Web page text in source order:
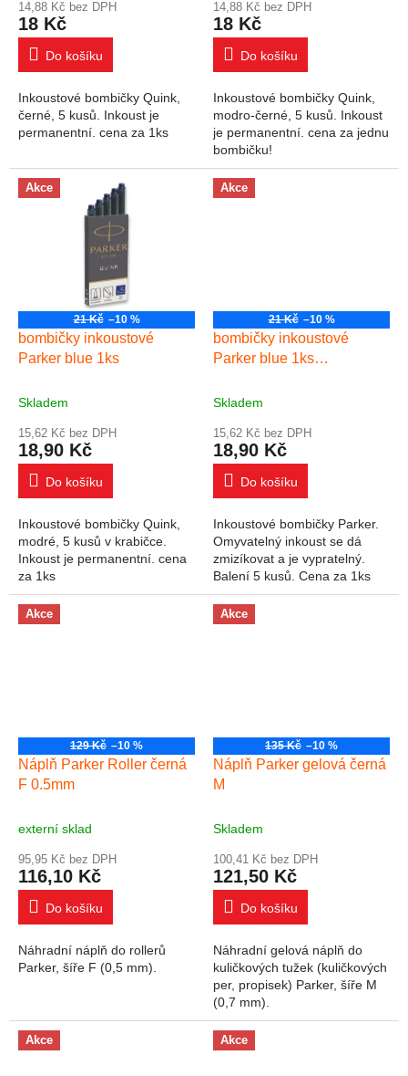
14,88 Kč bez DPH
18 Kč
Do košíku
Inkoustové bombičky Quink,
černé, 5 kusů. Inkoust je
permanentní. cena za 1ks
14,88 Kč bez DPH
18 Kč
Do košíku
Inkoustové bombičky Quink,
modro-černé, 5 kusů. Inkoust
je permanentní. cena za jednu
bombičku!
Akce
21 Kč –10 %
bombičky inkoustové
Parker blue 1ks
Skladem
15,62 Kč bez DPH
18,90 Kč
Do košíku
Inkoustové bombičky Quink,
modré, 5 kusů v krabičce.
Inkoust je permanentní. cena
za 1ks
Akce
21 Kč –10 %
bombičky inkoustové
Parker blue 1ks
Skladem
15,62 Kč bez DPH
18,90 Kč
Do košíku
Inkoustové bombičky Parker.
Omyvatelný inkoust se dá
zmizíkovat a je vypratelný.
Balení 5 kusů. Cena za 1ks
(jednu bombičku)
Akce
129 Kč –10 %
Náplň Parker Roller černá
F 0.5mm
externí sklad
95,95 Kč bez DPH
116,10 Kč
Do košíku
Náhradní náplň do rollerů
Parker, šíře F (0,5 mm).
Akce
135 Kč –10 %
Náplň Parker gelová černá
M
Skladem
100,41 Kč bez DPH
121,50 Kč
Do košíku
Náhradní gelová náplň do
kuličkových tužek (kuličkových
per, propisek) Parker, šíře M
(0,7 mm).
Akce Akce